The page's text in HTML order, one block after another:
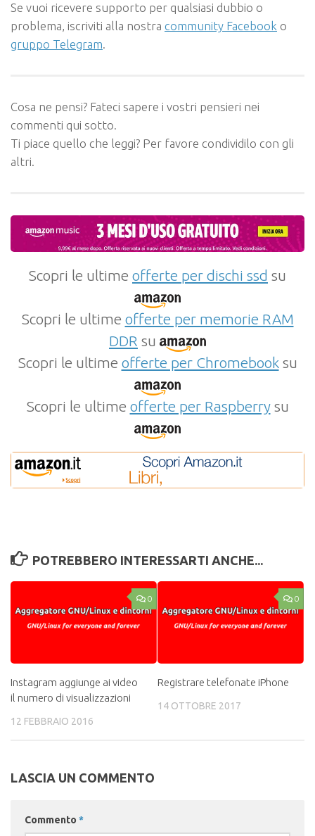
Se vuoi ricevere supporto per qualsiasi dubbio o
problema, iscriviti alla nostra community Facebook o
gruppo Telegram.
Cosa ne pensi? Fateci sapere i vostri pensieri nei
commenti qui sotto.
Ti piace quello che leggi? Per favore condividilo con gli
altri.
Scopri le ultime offerte per dischi ssd su
Scopri le ultime offerte per memorie RAM
DDR su
Scopri le ultime offerte per Chromebooksu
Scopri le ultime offerte per Raspberrysu
POTREBBERO INTERESSARTI ANCHE...
0
Instagram aggiunge ai video
il numero di visualizzazioni
12 FEBBRAIO 2016
0
Registrare telefonate iPhone
14 OTTOBRE 2017
LASCIA UN COMMENTO
Commento *